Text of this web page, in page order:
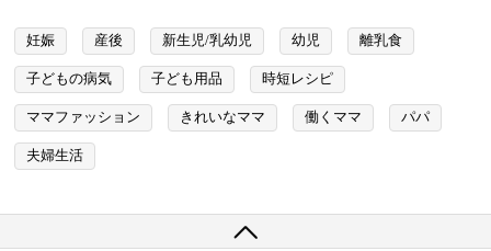
妊娠 産後 新生児/乳幼児 幼児 離乳食
子どもの病気 子ども用品 時短レシピ
ママファッション きれいなママ 働くママ パパ
夫婦生活